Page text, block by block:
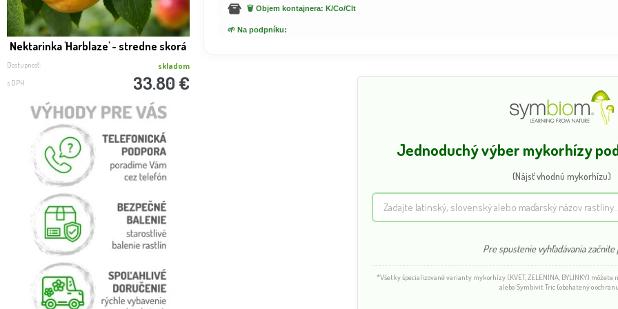
Nektarinka 'Harblaze' - stredne skorá
Dostupnosť: skladom
s DPH 33.80 € 33.80 € 33.80 €
🗑️ Objem kontajnera: K/Co/Clt
🌱 Na podpníku:
Jednoduchý výber mykorhízy
(Nájsť vhodnú mykorhízu)
Pre spustenie vyhľadávania začnite
*Všetky špecializované varianty mykorhízy (KVET, ZELENINA, BYLINKY)
alebo Symbivit Tric (obohatený o